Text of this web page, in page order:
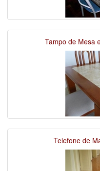
Tampo de Mesa
Telefone de